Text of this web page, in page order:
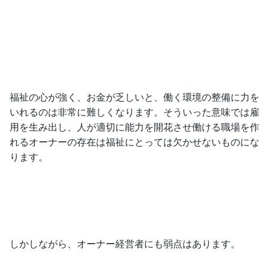
福祉の心が強く、お金が乏しいと、働く環境の整備に力を
いれるのは非常に難しくなります。そういった意味では雇
用を生み出し、人が適切に能力を開花させ働ける職場を作
れるオーナーの存在は福祉にとっては欠かせないものにな
ります。
しかしながら、オーナー経営者にも弱点はあります。